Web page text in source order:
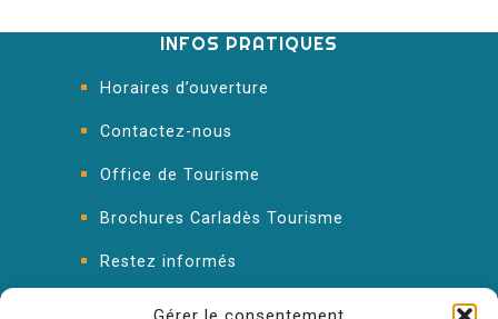
INFOS PRATIQUES
Horaires d’ouverture
Contactez-nous
Office de Tourisme
Brochures Carladès Tourisme
Restez informés
FAQ : les réponses à vos questions